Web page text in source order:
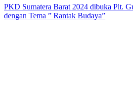
PKD Sumatera Barat 2024 dibuka Plt.
dengan Tema ” Rantak Budaya”